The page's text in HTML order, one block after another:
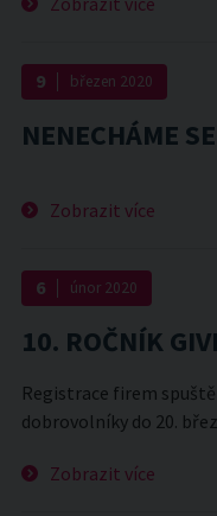
9 březen 2020
NENECHÁME
Zobrazit více
6 únor 2020
10. ROČNÍK
Registrace firem
dobrovolníky do 20.
Zobrazit více